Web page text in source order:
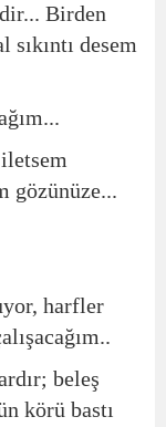
Birden
desem
gözünüze...
harfler
beleş
körü bastı